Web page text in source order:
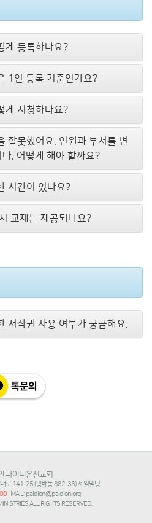
게 등록하나요?
1인 등록 기준인가요?
게 시청하나요?
잘못했어요. 인원과 부서를 변
. 어떻게 해야 할까요?
시간이 있나요?
교재는 제공되나요?
저작권 사용 여부가 궁금해요.
파이디온선교회
로 141-25 (방배동 882-33) 세일빌딩
| MAIL: paidion@paidion.org
ALL RIGHTS RESERVED.